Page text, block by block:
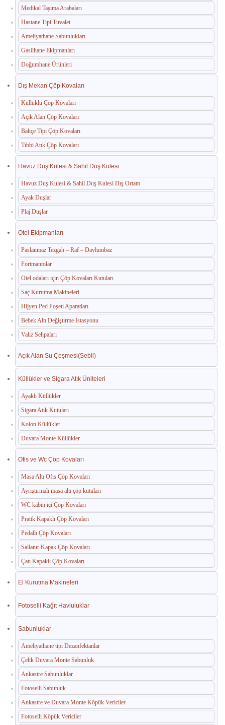
Medikal Taşıma Arabaları
Hastane Tipi Tuvalet
Ameliyathane Sabunlukları
Gasilhane Ekipmanları
Doğumhane Ürünleri
Dış Mekan Çöp Kovaları
Küllüklü Çöp Kovaları
Açık Alan Çöp Kovaları
Bahçe Tipi Çöp Kovaları
Tıbbi Atık Çöp Kovaları
Havuz Duş Kulesi & Sahil Duş Kulesi
Havuz Duş Kulesi & Sahil Duş Kulesi Dış Ortam
Ayak Duşlar
Plaj Duşlar
Otel Ekipmanları
Paslanmaz Tezgah – Raf – Davlumbaz
Fortmantolar
Otel odaları için Çöp Kovaları Kutuları
Saç Kurutma Makineleri
Hijyen Ped Poşeti Aparatları
Bebek Altı Değiştirme İstasyonu
Valiz Sehpaları
Açık Alan Su Çeşmesi(Sebil)
Küllükler ve Sigara Atık Üniteleri
Ayaklı Küllükler
Sigara Atık Kutuları
Kolon Küllükler
Duvara Monte Küllükler
Ofis ve Wc Çöp Kovaları
Masa Altı Ofis Çöp Kovaları
Ayrıştırmalı masa altı çöp kutuları
WC kabin içi Çöp Kovaları
Pratik Kapaklı Çöp Kovaları
Pedallı Çöp Kovaları
Sallanır Kapak Çöp Kovaları
Çatı Kapaklı Çöp Kovaları
El Kurutma Makineleri
Fotoselli Kağıt Havluluklar
Sabunluklar
Ameliyathane tipi Dezanfektanlar
Çelik Duvara Monte Sabunluk
Ankastre Sabunluklar
Fotoselli Sabunluk
Ankastre ve Duvara Monte Köpük Vericiler
Fotoselli Köpük Vericiler